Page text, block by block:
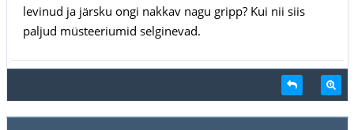
levinud ja järsku ongi nakkav nagu gripp? Kui nii siis
paljud müsteeriumid selginevad.